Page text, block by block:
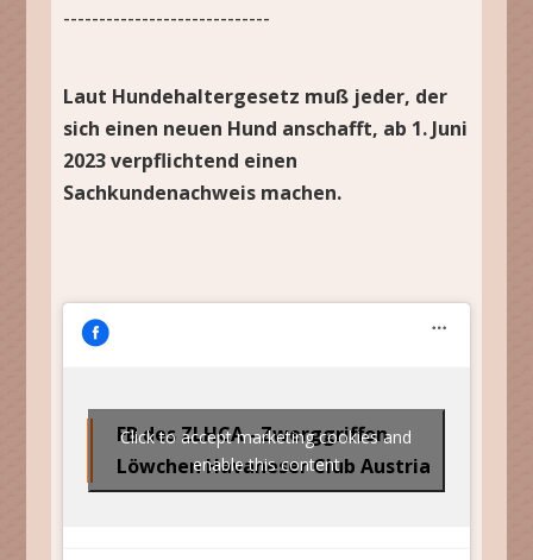
-----------------------------
Laut Hundehaltergesetz muß jeder, der
sich einen neuen Hund anschafft, ab 1. Juni
2023 verpflichtend einen
Sachkundenachweis machen.
FB des ZLHCA - Zwerggriffon
Löwchen Havaneser Club Austria
Click to accept marketing cookies and
enable this content